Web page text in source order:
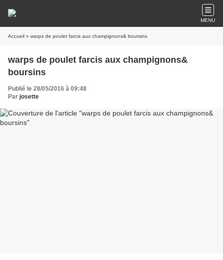
MENU
Accueil » warps de poulet farcis aux champignons& boursins
warps de poulet farcis aux champignons&
boursins
Publié le 28/05/2016 à 09:48
Par josette